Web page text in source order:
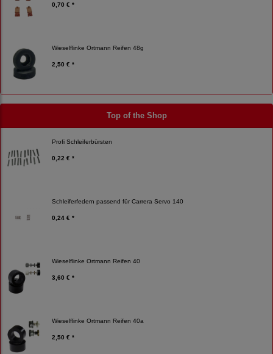
0,70 € *
Wieselflinke Ortmann Reifen 48g
2,50 € *
Top of the Shop
Profi Schleiferbürsten
0,22 € *
Schleiferfedern passend für Carrera Servo 140
0,24 € *
Wieselflinke Ortmann Reifen 40
3,60 € *
Wieselflinke Ortmann Reifen 40a
2,50 € *